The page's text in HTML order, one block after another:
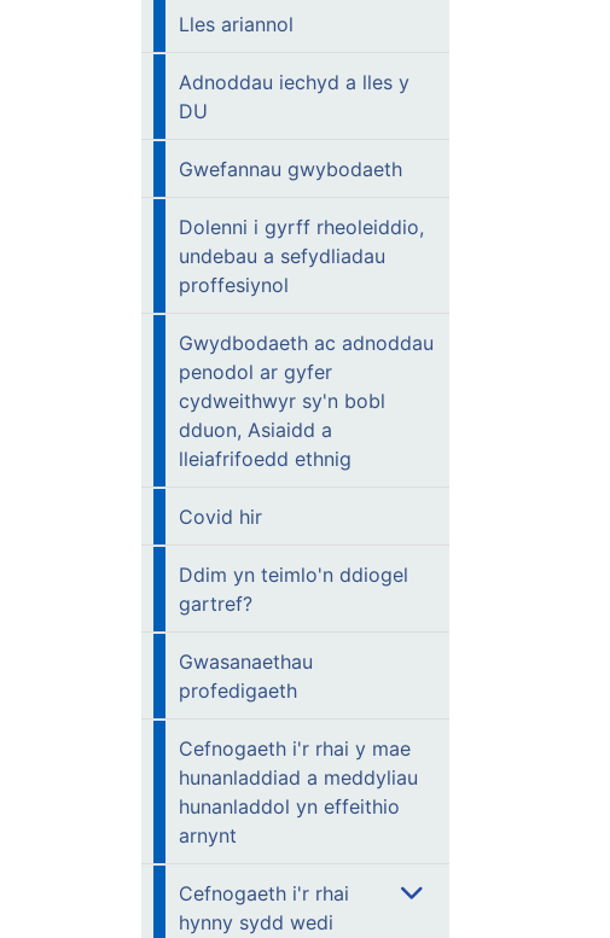
Lles ariannol
Adnoddau iechyd a lles y
DU
Gwefannau gwybodaeth
Dolenni i gyrff rheoleiddio,
undebau a sefydliadau
proffesiynol
Gwydbodaeth ac adnoddau
penodol ar gyfer
cydweithwyr sy'n bobl
dduon, Asiaidd a
lleiafrifoedd ethnig
Covid hir
Ddim yn teimlo'n ddiogel
gartref?
Gwasanaethau
profedigaeth
Cefnogaeth i'r rhai y mae
hunanladdiad a meddyliau
hunanladdol yn effeithio
arnynt
Cefnogaeth i'r rhai
hynny sydd wedi